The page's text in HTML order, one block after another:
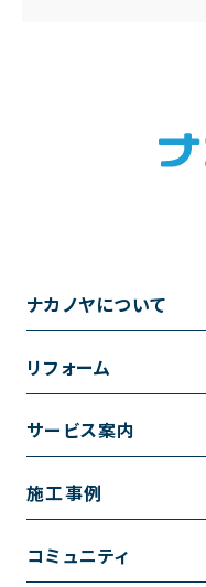
ナカノヤについて
採用情報
リフォーム
トイレのリフォーム
キッチンのリフォーム
サービス案内
サービスの流れ
施工事例
施工事例一覧
コミュニティ